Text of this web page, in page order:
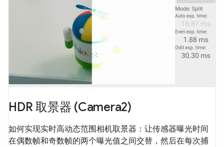
HDR 取景器 (Camera2)
如何实现实时高动态范围相机取景器：让传感器曝光时间
在偶数帧和奇数帧的两个曝光值之间交替，然后在每次捕